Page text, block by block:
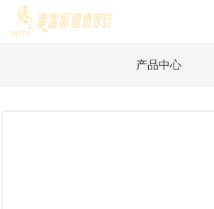
loading
产品中心